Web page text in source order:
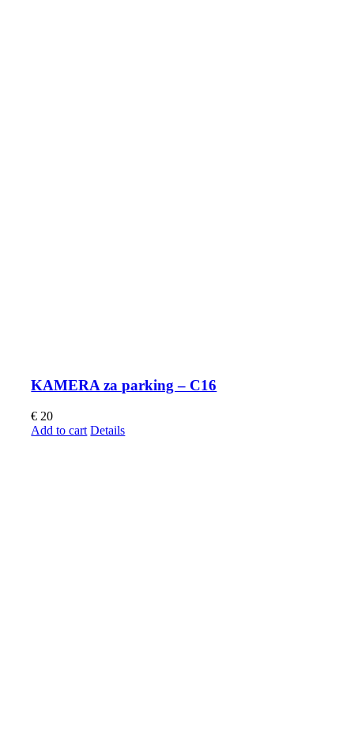
KAMERA za parking – C16
€ 20
Add to cart Details